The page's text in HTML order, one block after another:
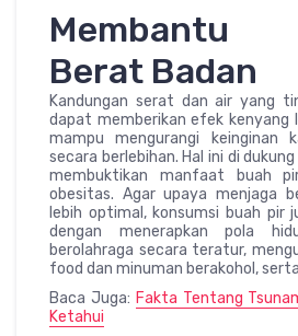
Membantu
Berat Badan
Kandungan serat dan air yang
dapat memberikan efek kenyang
mampu mengurangi keinginan
secara berlebihan. Hal ini di
membuktikan manfaat buah
obesitas. Agar upaya menjaga
lebih optimal, konsumsi buah pir
dengan menerapkan pola
berolahraga secara teratur,
food dan minuman berakohol,
Baca Juga: Fakta Tentang
Ketahui